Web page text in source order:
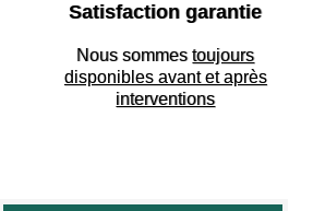
Satisfaction garantie
Nous sommestoujours
disponibles avant et après
interventions